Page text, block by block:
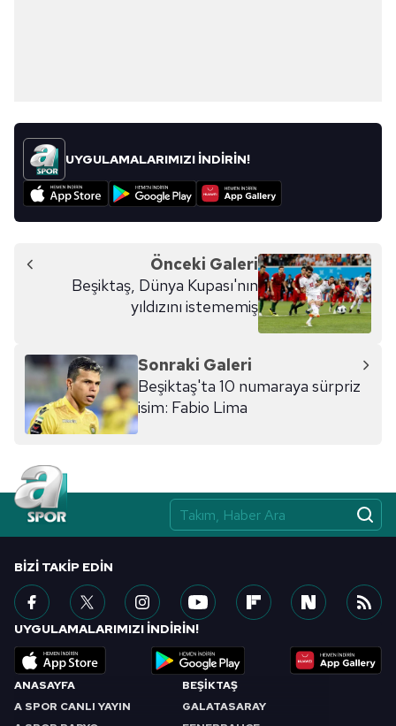
UYGULAMALARIMIZI İNDİRİN!
Önceki Galeri
Beşiktaş, Dünya Kupası'nın
yıldızını istememiş
Sonraki Galeri
Beşiktaş'ta 10 numaraya sürpriz
isim: Fabio Lima
ANASAYFA
A SPOR CANLI YAYIN
BEŞİKTAŞ
GALATASARAY
BIZI TAKIP EDIN
UYGULAMALARIMIZI İNDİRİN!